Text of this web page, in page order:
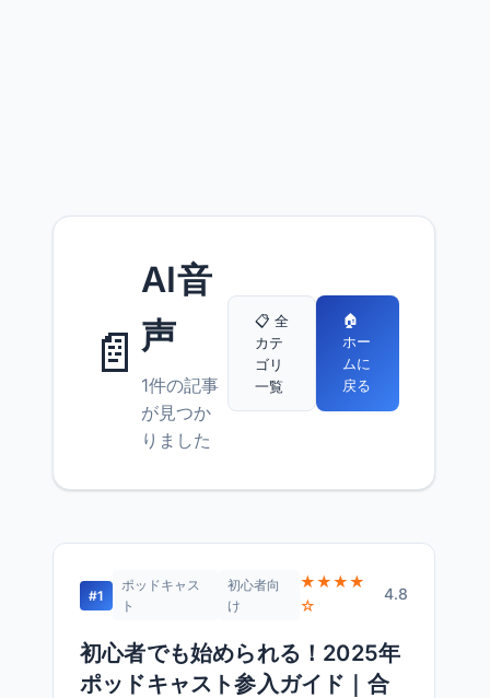
📄
AI音
声
1件の記事
が見つか
りました
📋 全
カテ
ゴリ
一覧
🏠
ホー
ムに
戻る
#1
ポッドキャス
ト
初心者向
け
★★★★
☆
4.8
初心者でも始められる！2025年
ポッドキャスト参入ガイド｜合